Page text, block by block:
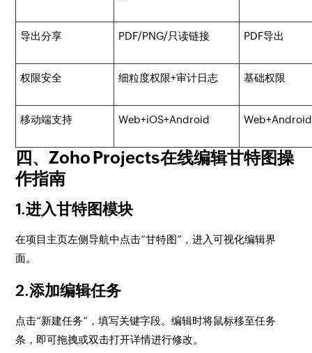
导出分享 PDF/PNG/只读链接 PDF导出
权限安全 细粒度权限+审计日志 基础权限
移动端支持 Web+iOS+Android Web+Android
四、Zoho Projects在线编辑甘特图操
作指南
1.进入甘特图模块
在项目主页左侧导航中点击“甘特图”，进入可视化编辑界
面。
2.添加编辑任务
点击“新建任务”，填写关键字段。编辑时将鼠标移至任务
条，即可拖拽或双击打开详情进行修改。